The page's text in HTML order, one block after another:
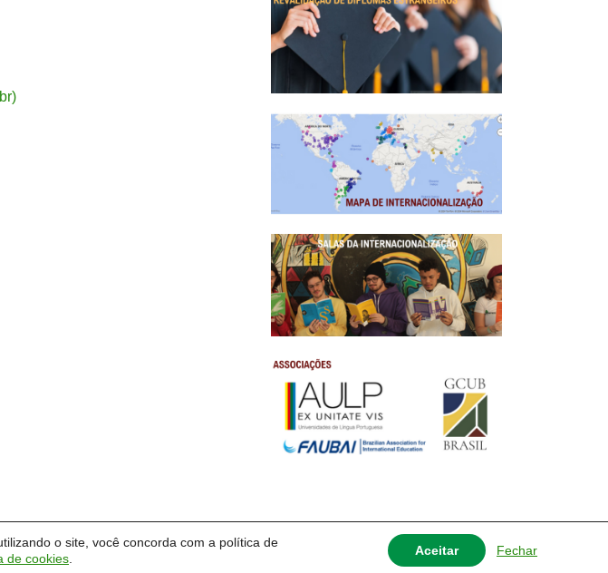
o site, você concorda com a política de
de cookies
Aceitar Fechar
Pampa - Unipampa